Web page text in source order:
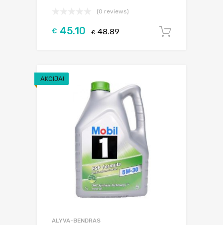
(0 reviews)
€48.89
€ 45.10
AKCIJA!
ALYVA-BENDRAS